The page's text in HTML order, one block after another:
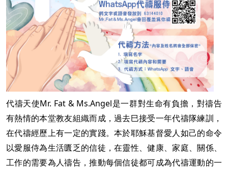
代禱天使Mr. Fat & Ms.Angel是一群對生命有負擔，對禱告
有熱情的本堂教友組織而成，過去巳接受一年代禱隊練訓，
在代禱經歷上有一定的實踐。本於耶穌基督愛人如己的命令
以愛服侍為生活匱乏的信徒，在靈性、健康、家庭、關係、
工作的需要為人禱告，推動每個信徒都可成為代禱運動的一